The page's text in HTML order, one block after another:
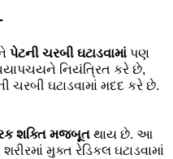
પેટની ચરબી ઘટાડવામાં પણ
નિયંત્રિત કરે છે,
ચરબી ઘટાડવામાં મદદ કરે છે.
શક્તિ મજબૂત થાય છે. આ
મુક્ત રેડિકલ ઘટાડવામાં